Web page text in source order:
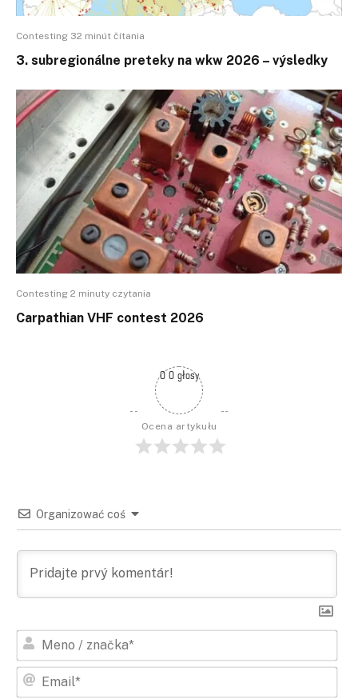
Contesting 32 minút čítania
3. subregionálne preteky na wkw 2026 – výsledky
Contesting 2 minuty czytania
Carpathian VHF contest 2026
0 0 głosy
Ocena artykułu
Organizować coś
E-